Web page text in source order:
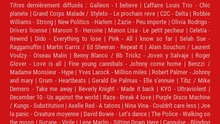
Titres dernièrement diffusés : Galleon - I believe | L'affaire Louis Trio - Chic
planete | Grand Corps Malade / Styleto - Le prochain reve | C2C - Delta | Robbie
Williams - Strong | New Politics - Harlem | Zazie - Peu importe | Olivia Rodrigo -
Drivers license | Maroon 5 - Heroine | Manon Lisa - Le petit pecheur | Celetia -
Rewind | Dido - Everything to lose | Pink - All i know so far | Selah Sue -
Raggamuffin | Martin Garrix / Ed Sheeran - Repeat it | Alain Souchon / Laurent
Voulzy - Oiseau Malin | Benny Blanco / Bb Trickz - Joven y Salvaje | Roger
Glover - Love is all | Fine young cannibals - Johnny come home | Benzzi /
Madame Monsieur - Hype | Yves Larock - Million miles | Robert Palmer - Johnny
and mary | Grum - Heartbeats | Gerald De Palmas - Elle s'ennuie | Tibz / Mike
Demero - Take me away | Beverly Knight - Made it back | KYO - Ultraviolent |
December 10 - Us against the world | Raze - Break 4 love | Purple Disco Machine
/ Kungs - Substitution | Axelle Red - A tatons | Nina Vina - Couldn't care less | Joe
la panic - Creature moyenne | David Bowie - Let's dance | The Police - Walking on
the moon | Suzane - Virile | Lene Marlin - Sitting Down Here | Canpulse - Blinding